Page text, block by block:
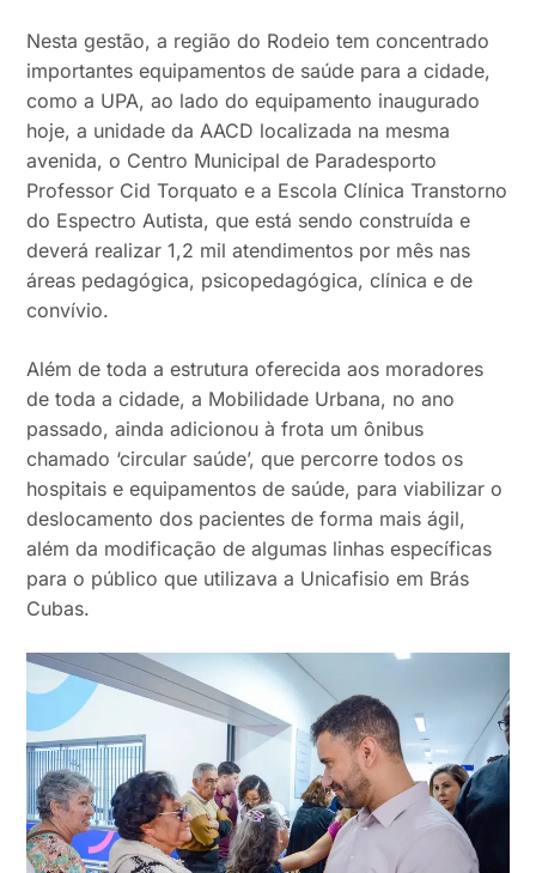
Nesta gestão, a região do Rodeio tem concentrado
importantes equipamentos de saúde para a cidade,
como a UPA, ao lado do equipamento inaugurado
hoje, a unidade da AACD localizada na mesma
avenida, o Centro Municipal de Paradesporto
Professor Cid Torquato e a Escola Clínica Transtorno
do Espectro Autista, que está sendo construída e
deverá realizar 1,2 mil atendimentos por mês nas
áreas pedagógica, psicopedagógica, clínica e de
convívio.
Além de toda a estrutura oferecida aos moradores
de toda a cidade, a Mobilidade Urbana, no ano
passado, ainda adicionou à frota um ônibus
chamado ‘circular saúde’, que percorre todos os
hospitais e equipamentos de saúde, para viabilizar o
deslocamento dos pacientes de forma mais ágil,
além da modificação de algumas linhas específicas
para o público que utilizava a Unicafisio em Brás
Cubas.